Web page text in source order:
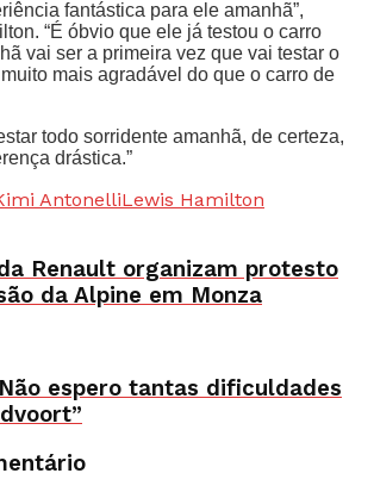
fantástica para ele amanhã”,
“É óbvio que ele já testou o carro
vai ser a primeira vez que vai testar o
mais agradável do que o carro de
todo sorridente amanhã, de certeza,
drástica.”
AntonelliLewis Hamilton
Renault organizam protesto
da Alpine em Monza
espero tantas dificuldades